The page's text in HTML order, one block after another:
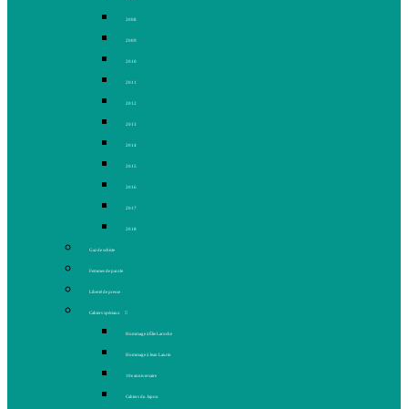
2008
2009
2010
2011
2012
2013
2014
2015
2016
2017
2018
Gaz de schiste
Femmes de parole
Liberté de presse
Cahiers spéciaux
Hommage à Élie Laroche
Hommage à Jean Laurin
10e anniversaire
Cahiers du Japon